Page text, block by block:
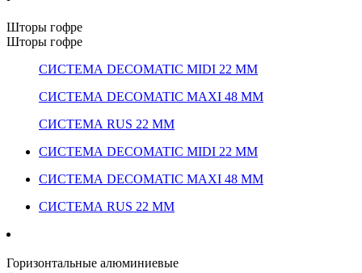
Шторы гофре
Шторы гофре
СИСТЕМА DECOMATIC MIDI 22 ММ
СИСТЕМА DECOMATIC MAXI 48 ММ
СИСТЕМА RUS 22 ММ
СИСТЕМА DECOMATIC MIDI 22 ММ
СИСТЕМА DECOMATIC MAXI 48 ММ
СИСТЕМА RUS 22 ММ
Горизонтальные алюминиевые